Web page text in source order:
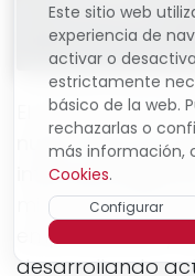
El Govern de
nueva línea de
microempresas,
empresariales y
desarrollando
Este sitio web
experiencia de
activar o
estrictamente
básico de la web.
rechazarlas o
más información,
Cookies.
Configurar